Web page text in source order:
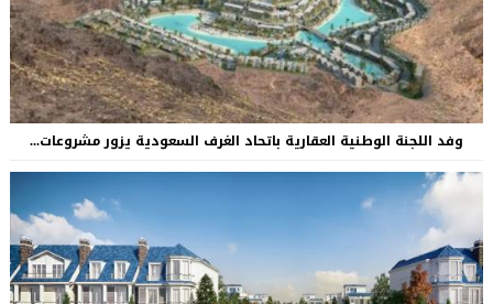
وفد اللجنة الوطنية العقارية باتحاد الغرف السعودية يزور مشروعات...